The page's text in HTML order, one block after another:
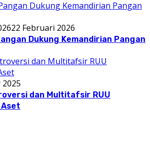
22 Februari 2026
Dukung Kemandirian Pangan
dan Multitafsir RUU